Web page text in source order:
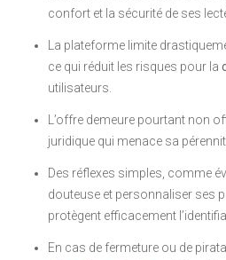
confort et la sécurité de ses
La plateforme limite
ce qui réduit les risques pour la
utilisateurs.
L’offre demeure pourtant non
juridique qui menace sa
Des réflexes simples, comme
douteuse et personnaliser ses
protègent efficacement
En cas de fermeture ou de